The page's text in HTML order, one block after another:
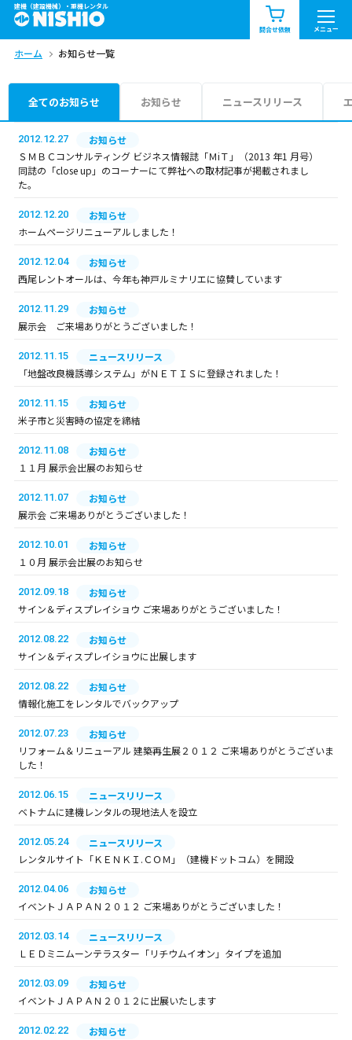
建機（建設機械）・重機レンタル
問合せ依頼 メニュー
商品一覧 お知らせ一覧
問合せ依頼リスト
エリア情報を見る
中部 関西 中国・四国
九州・沖縄（外部）
ホーム お知らせ一覧
全てのお知らせ お知らせ ニュースリリース
2012.12.27
お知らせ
ＳＭＢＣコンサルティング ビジネス情報誌「ＭiＴ」（2013 年1 月号）
同誌の「close up」のコーナーにて弊社への取材記事が掲載されまし
た。
2012.12.20
お知らせ
ホームページリニューアルしました！
2012.12.04
お知らせ
西尾レントオールは、今年も神戸ルミナリエに協賛しています
2012.11.29
お知らせ
展示会 ご来場ありがとうございました！
2012.11.15
ニュースリリース
「地盤改良機誘導システム」がＮＥＴＩＳに登録されました！
2012.11.15
お知らせ
米子市と災害時の協定を締結
2012.11.08
お知らせ
１１月 展示会出展のお知らせ
2012.11.07
お知らせ
展示会 ご来場ありがとうございました！
2012.10.01
お知らせ
１０月 展示会出展のお知らせ
2012.09.18
お知らせ
サイン＆ディスプレイショウ ご来場ありがとうございました！
2012.08.22
お知らせ
サイン＆ディスプレイショウに出展します
2012.08.22
お知らせ
情報化施工をレンタルでバックアップ
2012.07.23
お知らせ
リフォーム＆リニューアル 建築再生展２０１２ ご来場ありがとうございま
した！
2012.06.15
ニュースリリース
ベトナムに建機レンタルの現地法人を設立
2012.05.24
ニュースリリース
レンタルサイト「ＫＥＮＫＩ.ＣＯＭ」（建機ドットコム）を開設
2012.04.06
お知らせ
イベントＪＡＰＡＮ２０１２ ご来場ありがとうございました！
2012.03.14
ニュースリリース
ＬＥＤミニムーンテラスター「リチウムイオン」タイプを追加
2012.03.09
お知らせ
イベントＪＡＰＡＮ２０１２に出展いたします
2012.02.22
お知らせ